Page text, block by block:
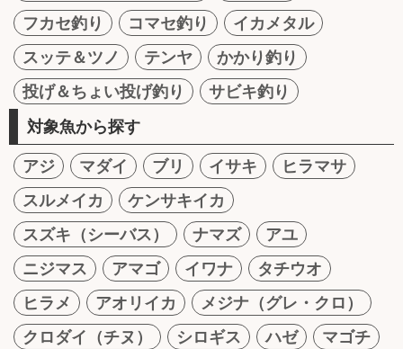
フカセ釣り
コマセ釣り
イカメタル
スッテ＆ツノ
テンヤ
かかり釣り
投げ＆ちょい投げ釣り
サビキ釣り
対象魚から探す
アジ マダイ ブリ イサキ
ヒラマサ
スルメイカ
ケンサキイカ
スズキ（シーバス）
ナマズ
アユ
ニジマス
アマゴ イワナ
タチウオ
ヒラメ
アオリイカ
メジナ（グレ・クロ）
クロダイ（チヌ）
シロギス ハゼ
マゴチ